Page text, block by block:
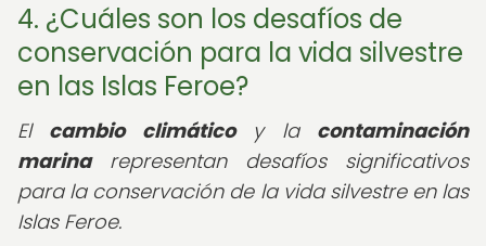
4. ¿Cuáles son los desafíos de
conservación para la vida silvestre
en las Islas Feroe?
El cambio climáticoy la contaminación
marinarepresentan desafíos significativos
para la conservación de la vida silvestre en las
Islas Feroe.